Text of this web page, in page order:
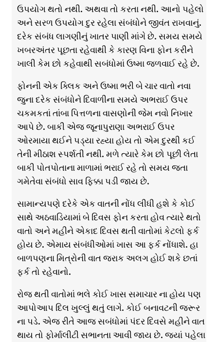
ઉપયોગ થતો નથી. અથવા તો કરતા નથી. આનો પહેલો
અને સરળ ઉપયોગ દુર રહેલા સંબંધોને જીવંત રાખવાનું.
દરેક સંબંધ લાગણીનું ખાતર પાણી માંગે છે. સમય સમયે
ખબરઅંતર પૂછતા રહેવાથી કે કારણ વિના ફોન કરીને
ખાલી કેમ છો કહેવાથી સબંધોમાં ઉષ્મા જળવાઈ રહે છે.
ફોનની એક ક્લિક અને ઉષ્મા ભરી બે ચાર વાતો નવા
જુના દરેક સંબંધોને દિવાળીના સમયે અભરાઈ ઉપર
ચકમકતાં તાંબા પિત્તળના વાસણોની જેમ નવો નિખાર
આપે છે. બાકી એજ જૂનાપુરાણા અભરાઈ ઉપર
ઓરમાયા થઈને પડ્યા રહ્યા હોય તો એમ દુરથી કઈ
તેની મીઠાશ સ્પર્શતી નથી. મળે ત્યારે કેમ છો પૂછી લેતા
બાકી પોતપોતાના માળામાં ભરાઈ રહે તો સમય જતા
ગમેતેવા સંબંધો સાવ ફિક્કા પડી જાય છે.
સામાન્યપણે દરેકે એક વાતની નોંધ લીધી હશે કે કોઈ
સાથે અઠવાડિયામાં બે દિવસ ફોન કરતા હોવ ત્યારે થતો
વાતો અને મહીને એકાદ દિવસ થતી વાતોમાં કેટલો ફર્ક
હોય છે. એમાય સંબંધીઓમાં ખાસ આ ફર્ક નોંધાશે. હા
બાળપણના મિત્રોની વાત જરાક અલગ હોઈ શકે છતાં
ફર્ક તો રહેવાનો.
રોજ થતી વાતોમાં ભલે કોઈ ખાસ સમાચાર ના હોય પણ
આપોઆપ દિલ ખુલ્લું થતું લાગે. કોઈ બનાવટની જરૂર
ના પડે. એજ રીતે આજ સબંધોમાં પંદર દિવસે મહીને વાત
થાય તો ફોર્માલીટી સભાનતા આવી જાય છે. જ્યાં પહેલા